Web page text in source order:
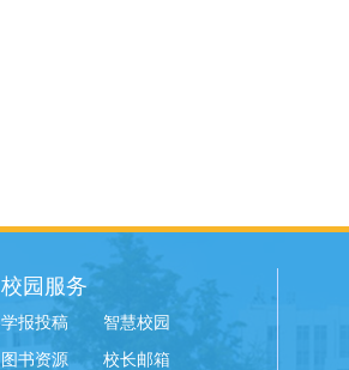
校园服务
学报投稿 智慧校园
图书资源 校长邮箱